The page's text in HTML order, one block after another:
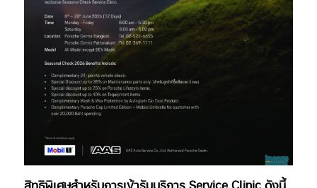
สิทธิพิเศษสำหรับการเข้ารับบริการ Service Clinic ดังนี้